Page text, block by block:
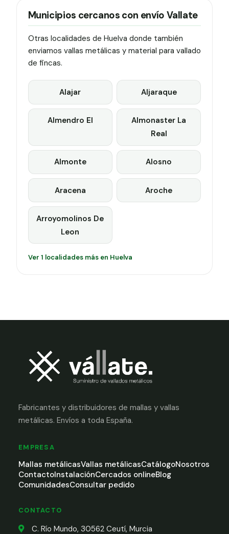
Municipios cercanos con envío Vallate
Otras localidades de Huelva donde también
enviamos vallas metálicas y material para vallado
de fincas.
Alajar Aljaraque
Almendro El
Almonaster La
Real
Almonte Alosno
Aracena Aroche
Arroyomolinos De
Leon
Ver 1 localidades más en Huelva
Fabricantes y distribuidores de mallas y vallas
metálicas. Envíos a toda España.
EMPRESA
Mallas metálicasVallas metálicasCatálogoNosotros
ContactoInstalaciónCercados onlineBlog
ComunidadesConsultar pedido
CONTACTO
C. Río Mundo, 30562 Ceutí, Murcia